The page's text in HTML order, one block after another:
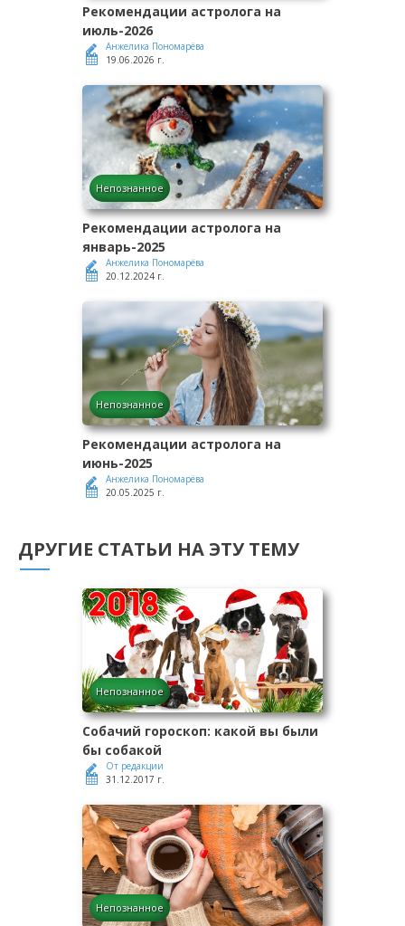
Рекомендации астролога на
июль-2026
Анжелика Пономарёва
19.06.2026 г.
Непознанное
Рекомендации астролога на
январь-2025
Анжелика Пономарёва
20.12.2024 г.
Непознанное
Рекомендации астролога на
июнь-2025
Анжелика Пономарёва
20.05.2025 г.
ДРУГИЕ СТАТЬИ НА ЭТУ ТЕМУ
Непознанное
Собачий гороскоп: какой вы были
бы собакой
От редакции
31.12.2017 г.
Непознанное